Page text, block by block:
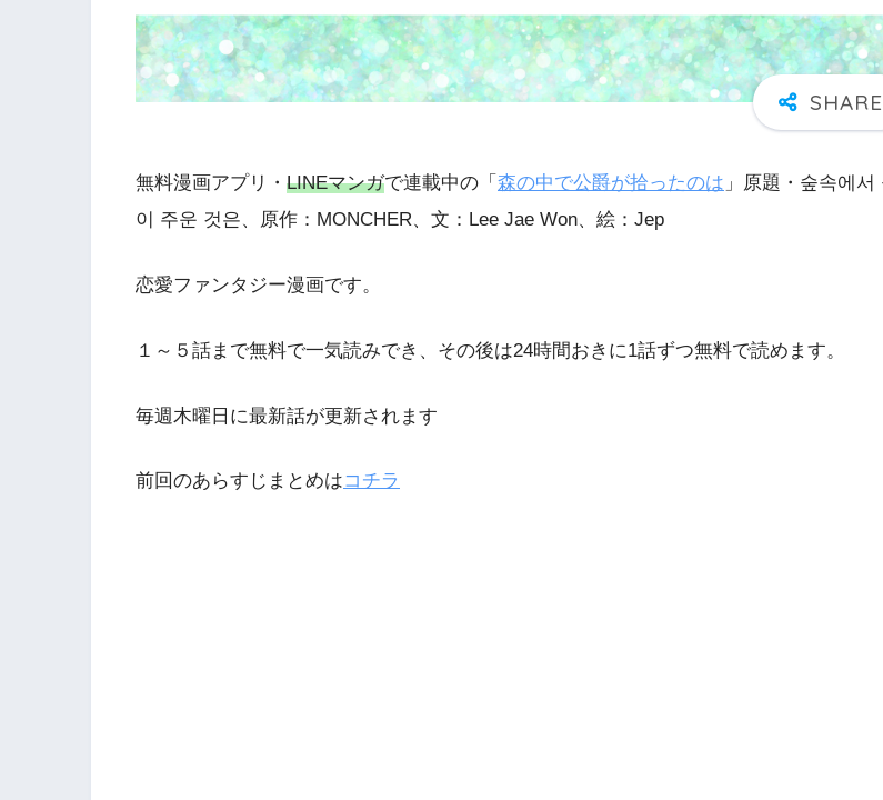
無料漫画アプリ・ LINEマンガで連載中の「 森の中で公爵が拾ったのは 」原題・숲속에서
이 주운 것은、原作：MONCHER、文：Lee Jae Won、絵：Jep
恋愛ファンタジー漫画です。
１～５話まで無料で一気読みでき、その後は24時間おきに1話ずつ無料で読めます。
毎週木曜日に最新話が更新されます
前回のあらすじまとめはコチラ